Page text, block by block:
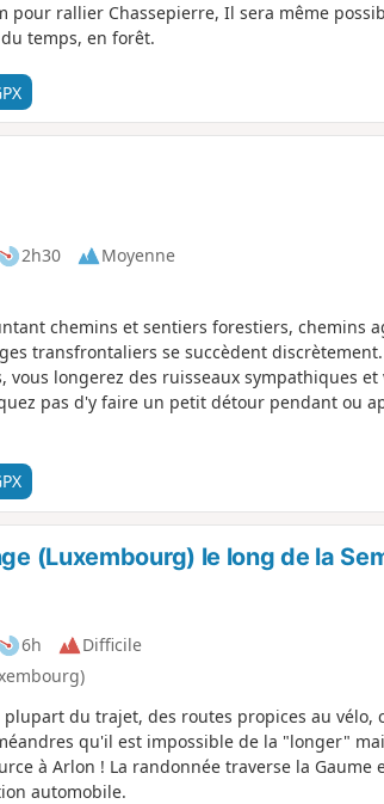
pour rallier Chassepierre, Il sera même
temps, en forêt.
2h30
Moyenne
chemins et sentiers forestiers, chemins
transfrontaliers se succèdent discrètement.
longerez des ruisseaux sympathiques et
pas d'y faire un petit détour pendant ou
(Luxembourg) le long de la
6h
Difficile
du trajet, des routes propices au vélo,
qu'il est impossible de la "longer"
à Arlon ! La randonnée traverse la Gaume
automobile.